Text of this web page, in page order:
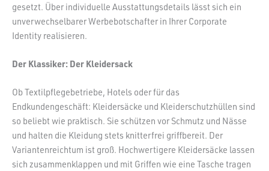
gesetzt. Über individuelle Ausstattungsdetails lässt sich ein
unverwechselbarer Werbebotschafter in Ihrer Corporate
Identity realisieren.
Der Klassiker: Der Kleidersack
Ob Textilpflegebetriebe, Hotels oder für das
Endkundengeschäft: Kleidersäcke und Kleiderschutzhüllen sind
so beliebt wie praktisch. Sie schützen vor Schmutz und Nässe
und halten die Kleidung stets knitterfrei griffbereit. Der
Variantenreichtum ist groß. Hochwertigere Kleidersäcke lassen
sich zusammenklappen und mit Griffen wie eine Tasche tragen